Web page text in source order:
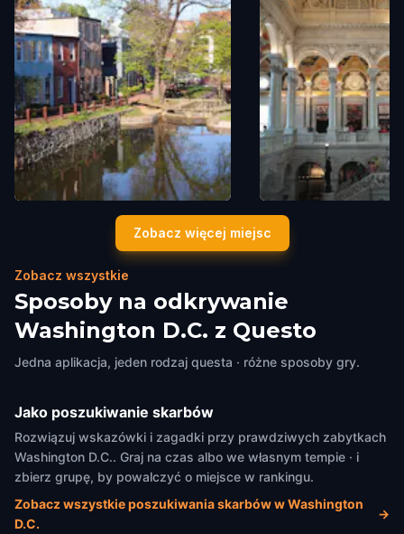
Chesapeake And Ohio Canal
Historical Park In Georgetown
United States of
America
Library of Congress
America
Zobacz więcej miejsc
Zobacz wszystkie
Sposoby na odkrywanie
Washington D.C. z Questo
Jedna aplikacja, jeden rodzaj questa · różne sposoby gry.
Jako poszukiwanie skarbów
Rozwiązuj wskazówki i zagadki przy prawdziwych zabytkach
Washington D.C.. Graj na czas albo we własnym tempie · i
zbierz grupę, by powalczyć o miejsce w rankingu.
Zobacz wszystkie poszukiwania skarbów w Washington
D.C.
→